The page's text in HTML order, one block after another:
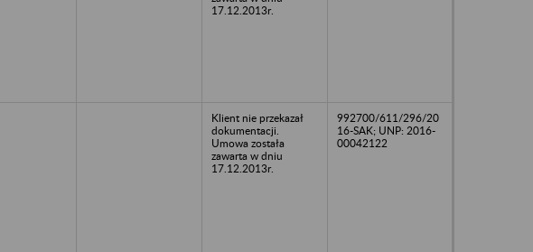
17.12.2013r.
Klient nie przekazał
dokumentacji.
Umowa została
zawarta w dniu
17.12.2013r.
992700/611/296/20
16-SAK; UNP: 2016-
00042122